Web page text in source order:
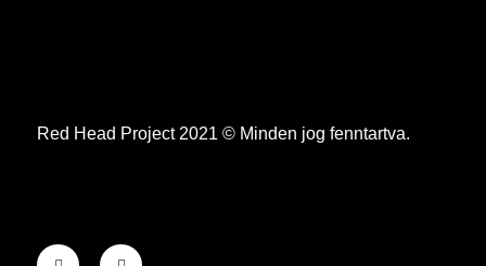
Red Head Project 2021 © Minden jog fenntartva.